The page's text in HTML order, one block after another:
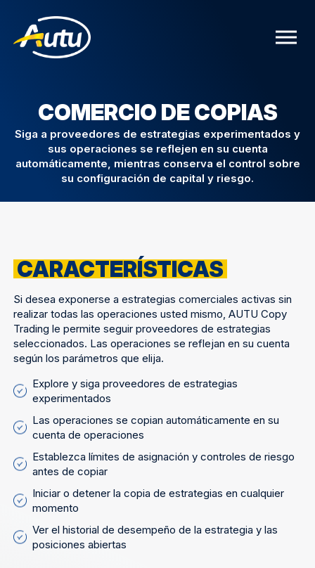
COMERCIO DE COPIAS
Siga a proveedores de estrategias experimentados y
sus operaciones se reflejen en su cuenta
automáticamente, mientras conserva el control sobre
su configuración de capital y riesgo.
CARACTERÍSTICAS
Si desea exponerse a estrategias comerciales activas sin
realizar todas las operaciones usted mismo, AUTU Copy
Trading le permite seguir proveedores de estrategias
seleccionados. Las operaciones se reflejan en su cuenta
según los parámetros que elija.
Explore y siga proveedores de estrategias
experimentados
Las operaciones se copian automáticamente en su
cuenta de operaciones
Establezca límites de asignación y controles de riesgo
antes de copiar
Iniciar o detener la copia de estrategias en cualquier
momento
Ver el historial de desempeño de la estrategia y las
posiciones abiertas